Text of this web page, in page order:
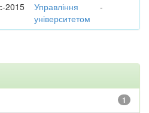
2015
Управління
університетом
-
1